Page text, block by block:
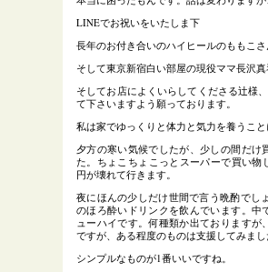
LINEでお祝いをいたしま下
長年のお付き合いのハイヒールのももこ
そして東京新宿白い部屋の現役ママ長沢
そしてお店によくいらしてくださる辻様
て下さいますよう願っております。
私は家でゆっくりと体力と気力を養うこ
夕方の寒い気候でしたが、少しの間だけ
た。ちょこちょこっとスーパーで買い物
円が壊れて行きます。
夜にほんの少しだけ世間で言う晩酌でし
のほろ酔いドリンクを飲んでいます。中
ューハイです。何種類か出ておりますが
ですが、ある程度のものは支援してみま
シンプルなものが1番いいですね。